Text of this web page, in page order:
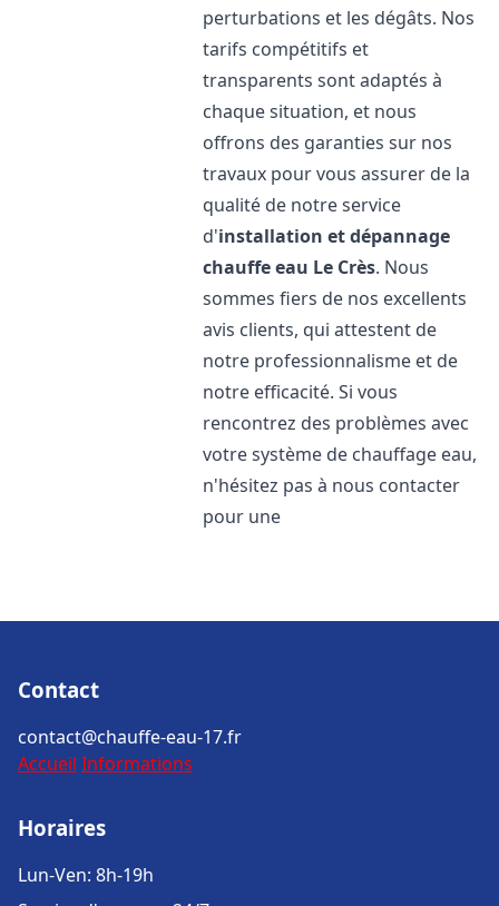
perturbations et les dégâts. Nos
tarifs compétitifs et
transparents sont adaptés à
chaque situation, et nous
offrons des garanties sur nos
travaux pour vous assurer de la
qualité de notre service
d'installation et dépannage
chauffe eau Le Crès. Nous
sommes fiers de nos excellents
avis clients, qui attestent de
notre professionnalisme et de
notre efficacité. Si vous
rencontrez des problèmes avec
votre système de chauffage eau,
n'hésitez pas à nous contacter
pour une
Contact
contact@chauffe-eau-17.fr
Accueil Informations
Horaires
Lun-Ven: 8h-19h